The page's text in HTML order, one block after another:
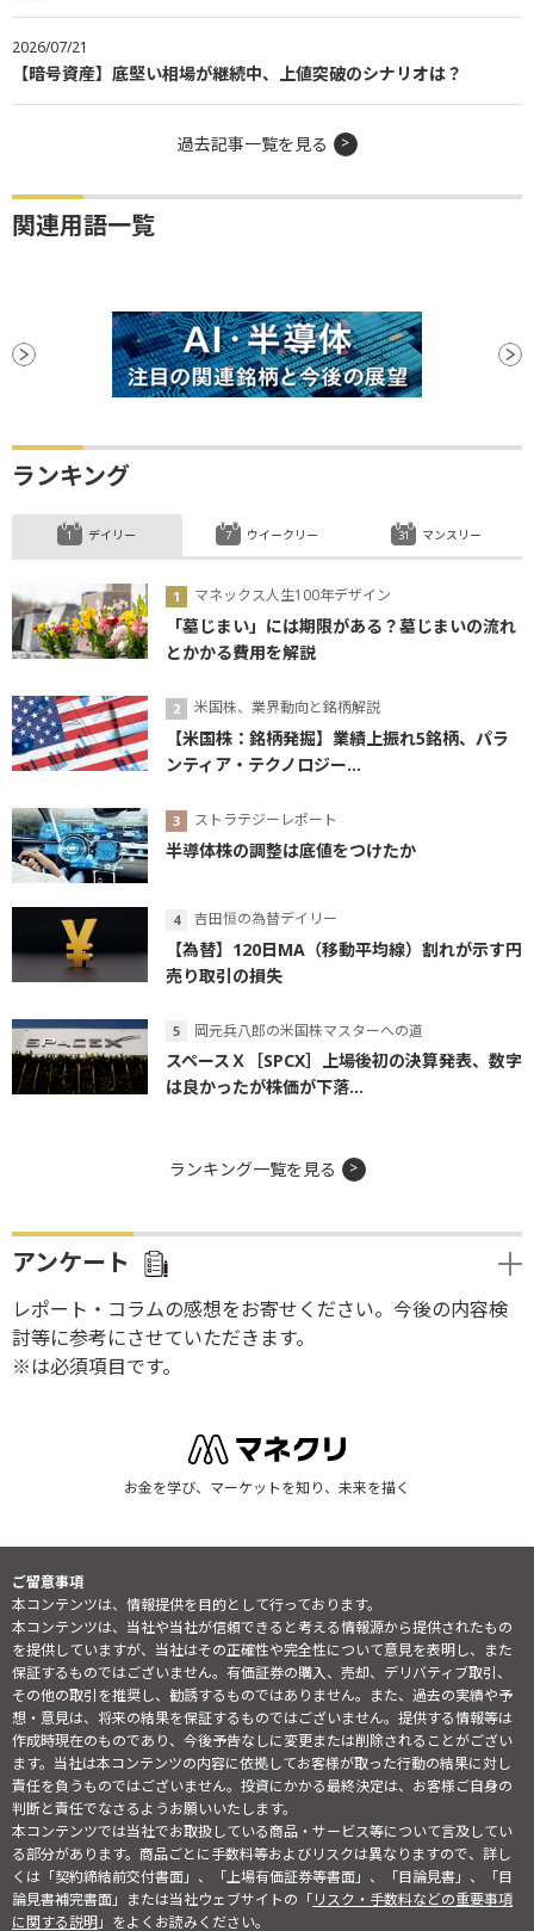
2026/07/21
【暗号資産】底堅い相場が継続中、上値突破のシナリオは？
過去記事一覧を見る
関連用語一覧
ランキング
デイリー
マネックス人生100年デザイン
「墓じまい」には期限がある？墓じまいの流れ
とかかる費用を解説
米国株、業界動向と銘柄解説
【米国株：銘柄発掘】業績上振れ5銘柄、パラ
ンティア・テクノロジー...
ストラテジーレポート
半導体株の調整は底値をつけたか
吉田恒の為替デイリー
【為替】120日MA（移動平均線）割れが示す円
売り取引の損失
岡元兵八郎の米国株マスターへの道
スペースＸ［SPCX］上場後初の決算発表、数字
は良かったが株価が下落...
ウイークリー マンスリー
ランキング一覧を見る
アンケート
レポート・コラムの感想をお寄せください。今後の内容検
討等に参考にさせていただきます。
※は必須項目です。
お金を学び、マーケットを知り、未来を描く
ご留意事項
本コンテンツは、情報提供を目的として行っております。
本コンテンツは、当社や当社が信頼できると考える情報源から提供されたもの
を提供していますが、当社はその正確性や完全性について意見を表明し、また
保証するものではございません。有価証券の購入、売却、デリバティブ取引、
その他の取引を推奨し、勧誘するものではありません。また、過去の実績や予
想・意見は、将来の結果を保証するものではございません。提供する情報等は
作成時現在のものであり、今後予告なしに変更または削除されることがござい
ます。当社は本コンテンツの内容に依拠してお客様が取った行動の結果に対し
責任を負うものではございません。投資にかかる最終決定は、お客様ご自身の
判断と責任でなさるようお願いいたします。
本コンテンツでは当社でお取扱している商品・サービス等について言及してい
る部分があります。商品ごとに手数料等およびリスクは異なりますので、詳し
くは「契約締結前交付書面」、「上場有価証券等書面」、「目論見書」、「目
論見書補完書面」または当社ウェブサイトの「リスク・手数料などの重要事項
に関する説明」をよくお読みください。